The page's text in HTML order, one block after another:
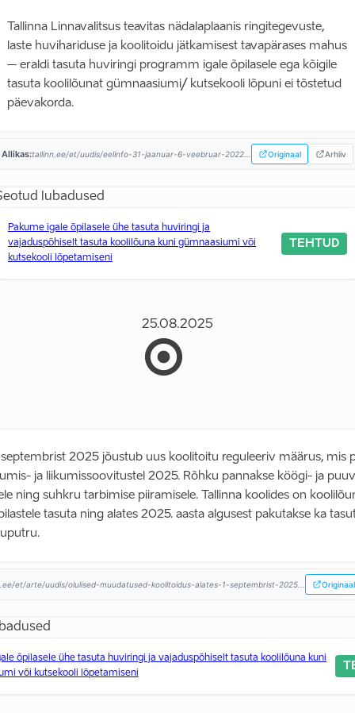
Tallinna Linnavalitsus teavitas nädalaplaanis ringitegevuste,
laste huvihariduse ja koolitoidu jätkamisest tavapärases mahus
– eraldi tasuta huviringi programm igale õpilasele ega kõigile
tasuta koolilõunat gümnaasiumi/ kutsekooli lõpuni ei tõstetud
päevakorda.
Allikas:tallinn.ee/et/uudis/eelinfo-31-jaanuar-6-veebruar-2022... Originaal Arhiiv
lubadused
Pakume igale õpilasele ühe tasuta huviringi ja
vajaduspõhiselt tasuta koolilõuna kuni gümnaasiumi või
kutsekooli lõpetamiseni
TEHTUD
25.08.2025
septembrist 2025 jõustub uus koolitoitu reguleeriv määrus, mis
ja liikumissoovitustel 2025. Rõhku pannakse köögi- ja
ning suhkru tarbimise piiramisele. Tallinna koolides on
tasuta ning alates 2025. aasta algusest pakutakse ka
et/arte/uudis/olulised-muudatused-koolitoidus-alates-1-septembrist-2025... Originaal
õpilasele ühe tasuta huviringi ja vajaduspõhiselt tasuta koolilõuna kuni
või kutsekooli lõpetamiseni